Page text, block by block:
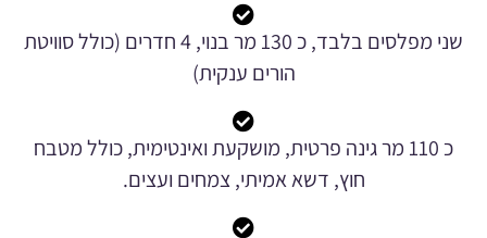
שני מפלסים בלבד, כ 130 מר בנוי, 4 חדרים (כולל סוויטת
הורים ענקית)
כ 110 מר גינה פרטית, מושקעת ואינטימית, כולל מטבח
חוץ, דשא אמיתי, צמחים ועצים.